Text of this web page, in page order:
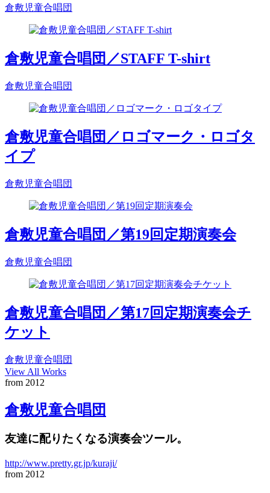
倉敷児童合唱団
倉敷児童合唱団／STAFF T-shirt
倉敷児童合唱団
倉敷児童合唱団／ロゴマーク・ロゴタ
イプ
倉敷児童合唱団
倉敷児童合唱団／第19回定期演奏会
倉敷児童合唱団
倉敷児童合唱団／第17回定期演奏会チ
ケット
倉敷児童合唱団
View All Works
from 2012
倉敷児童合唱団
友達に配りたくなる演奏会ツール。
http://www.pretty.gr.jp/kuraji/
from 2012